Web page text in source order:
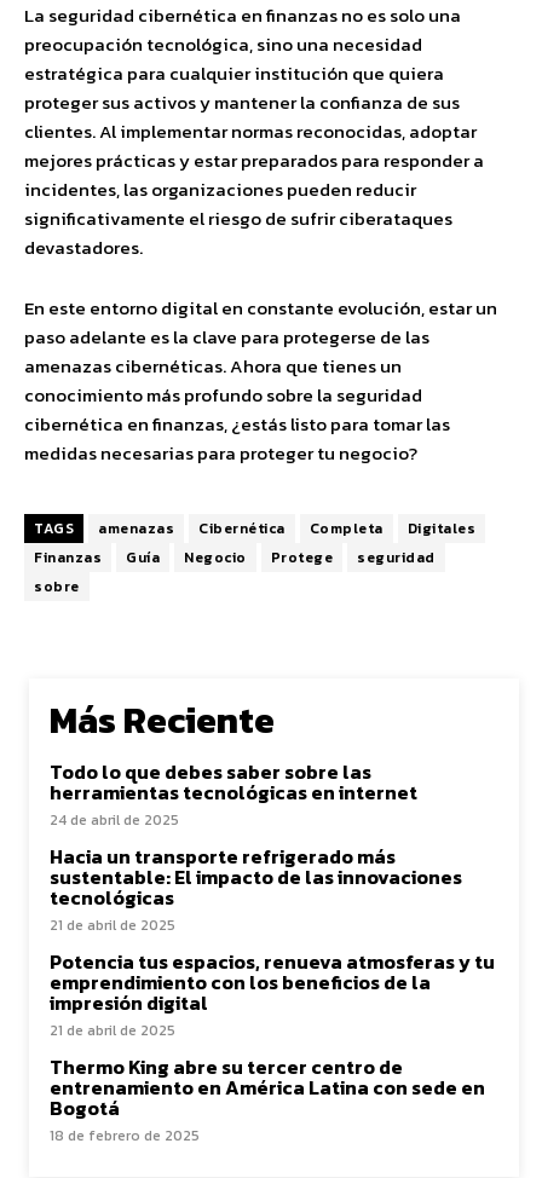
La seguridad cibernética en finanzas no es solo una
preocupación tecnológica, sino una necesidad
estratégica para cualquier institución que quiera
proteger sus activos y mantener la confianza de sus
clientes. Al implementar normas reconocidas, adoptar
mejores prácticas y estar preparados para responder a
incidentes, las organizaciones pueden reducir
significativamente el riesgo de sufrir ciberataques
devastadores.
En este entorno digital en constante evolución, estar un
paso adelante es la clave para protegerse de las
amenazas cibernéticas. Ahora que tienes un
conocimiento más profundo sobre la seguridad
cibernética en finanzas, ¿estás listo para tomar las
medidas necesarias para proteger tu negocio?
TAGS amenazas Cibernética Completa
Digitales
Finanzas
Guía Negocio Protege
seguridad
sobre
Más Reciente
Todo lo que debes saber sobre las
herramientas tecnológicas en internet
24 de abril de 2025
Hacia un transporte refrigerado más
sustentable: El impacto de las innovaciones
tecnológicas
21 de abril de 2025
Potencia tus espacios, renueva atmosferas y tu
emprendimiento con los beneficios de la
impresión digital
21 de abril de 2025
Thermo King abre su tercer centro de
entrenamiento en América Latina con sede en
Bogotá
18 de febrero de 2025